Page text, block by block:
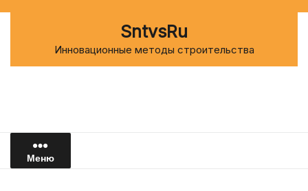
SntvsRu
Инновационные методы строительства
Меню